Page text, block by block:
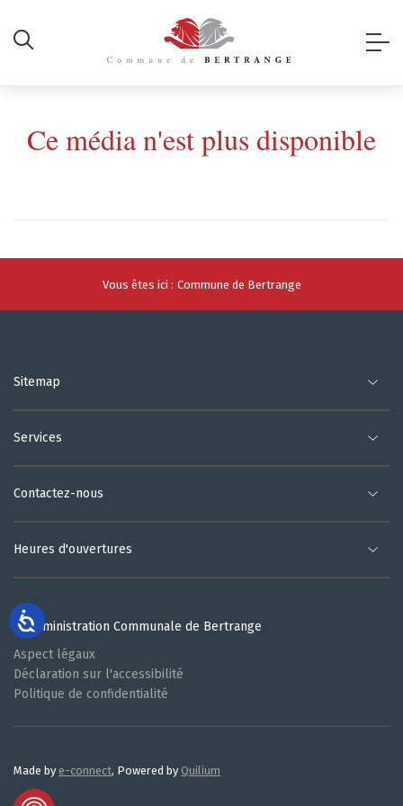
Ce média n'est plus disponible
Vous êtes ici : Commune de Bertrange
Sitemap
Services
Contactez-nous
Heures d'ouvertures
© Administration Communale de Bertrange
Aspect légaux
Déclaration sur l'accessibilité
Politique de confidentialité
Made by e-connect, Powered by Quilium